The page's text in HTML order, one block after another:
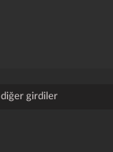
diğer girdiler